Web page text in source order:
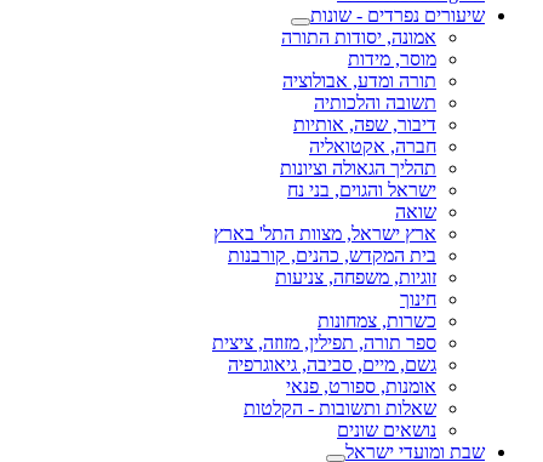
שיעורים נפרדים - שונות
אמונה, יסודות התורה
מוסר, מידות
תורה ומדע, אבולוציה
תשובה והלכותיה
דיבור, שפה, אותיות
חברה, אקטואליה
תהליך הגאולה וציונות
ישראל והגוים, בני נח
שואה
ארץ ישראל, מצוות התל' בארץ
בית המקדש, כהנים, קורבנות
זוגיות, משפחה, צניעות
חינוך
כשרות, צמחונות
ספר תורה, תפילין, מזוזה, ציצית
גשם, מיים, סביבה, גיאוגרפיה
אומנות, ספורט, פנאי
שאלות ותשובות - הקלטות
נושאים שונים
שבת ומועדי ישראל